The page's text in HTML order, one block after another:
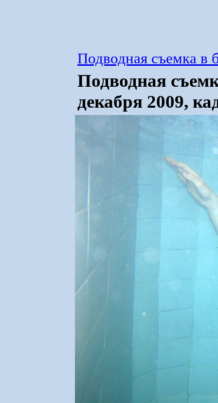
Подводная съемка в
Подводная
декабря 2009,